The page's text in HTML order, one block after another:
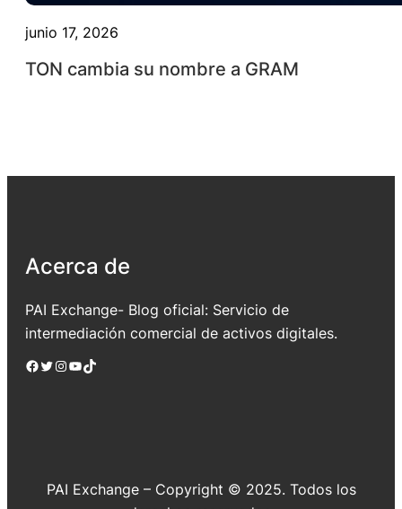
junio 17, 2026
TON cambia su nombre a GRAM
Acerca de
PAI Exchange- Blog oficial: Servicio de
intermediación comercial de activos digitales.
Facebook Twitter Instagram YouTube TikTok
PAI Exchange – Copyright © 2025. Todos los